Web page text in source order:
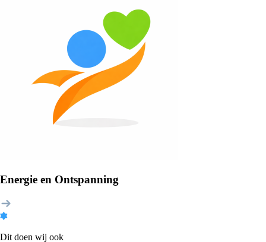
Energie en Ontspanning
Dit doen wij ook